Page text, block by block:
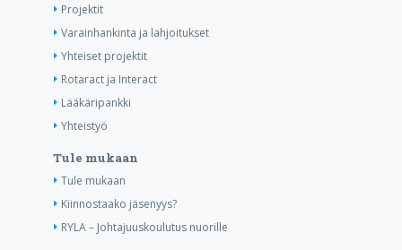
Projektit
Varainhankinta ja lahjoitukset
Yhteiset projektit
Rotaract ja Interact
Lääkäripankki
Yhteistyö
Tule mukaan
Tule mukaan
Kiinnostaako jäsenyys?
RYLA – Johtajuuskoulutus nuorille